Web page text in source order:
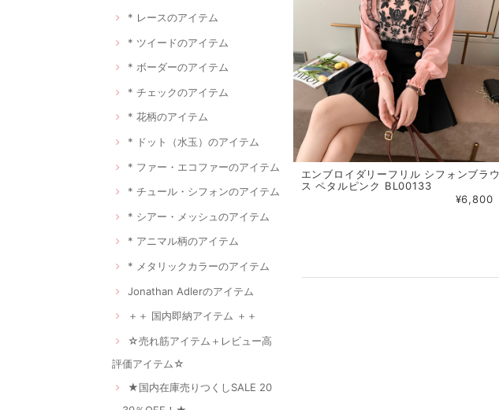
* レースのアイテム
* ツイードのアイテム
* ボーダーのアイテム
* チェックのアイテム
* 花柄のアイテム
* ドット（水玉）のアイテム
* ファー・エコファーのアイテム
* チュール・シフォンのアイテム
* シアー・メッシュのアイテム
* アニマル柄のアイテム
* メタリックカラーのアイテム
Jonathan Adlerのアイテム
＋＋ 国内即納アイテム ＋＋
☆売れ筋アイテム＋レビュー高
評価アイテム☆
★国内在庫売りつくしSALE 20
エンブロイダリーフリル シフォンブラウ
ス ペタルピンク BL00133
¥6,800